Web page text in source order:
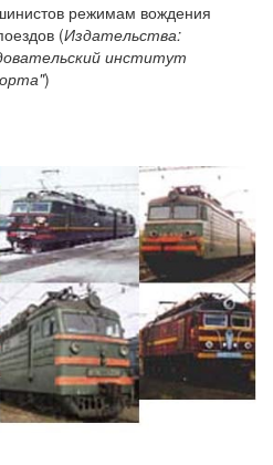
режимам вождения
(Издательства:
институт
)